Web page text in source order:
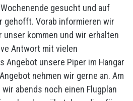
gesucht und auf
gehofft. Vorab informieren wir
unser kommen und wir erhalten
Antwort mit vielen
Angebot unsere Piper im Hangar
nehmen wir gerne an. Am
wir abends noch einen Flugplan